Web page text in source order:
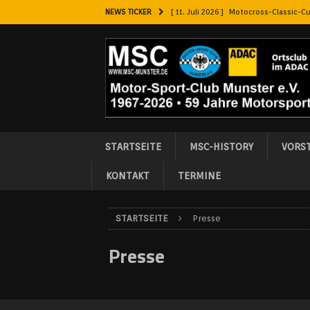
NEWS TICKER [ 11. Juli 2026 ] Motocross-Classic-
[ 7. Juli 2026 ] Heide-Classic 2026
[ 7. Juli 2026 ] ADAC Jugend Enduro
[ 21. Juni 2026 ] Camp Teutschenthal
[ 21. März 2026 ] Schnuppertraining
STARTSEITE MSC-HISTORY
KONTAKT TERMINE
STARTSEITE Presse
Presse